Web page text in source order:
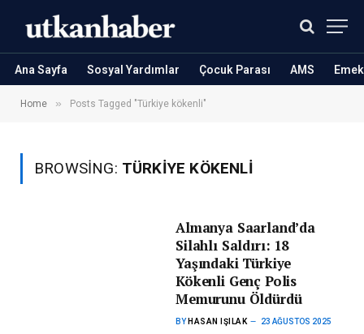
Ana Sayfa Sosyal Yardımlar Çocuk Parası AMS
Home » Posts Tagged "Türkiye kökenli"
BROWSING: TÜRKIYE KÖKENLI
Almanya Saarland’da
Silahlı Saldırı: 18
Yaşındaki Türkiye
Kökenli Genç Polis
Memurunu Öldürdü
BY HASAN IŞILAK 23 AĞUSTOS 2025